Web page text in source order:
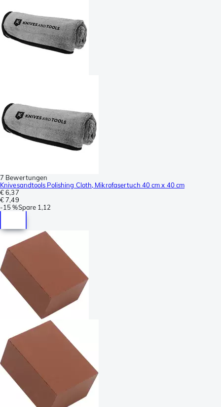
7 Bewertungen
Knivesandtools Polishing Cloth, Mikrofasertuch 40 cm x 40 cm
€ 6,37
€ 7,49
-15 %Spare 1,12